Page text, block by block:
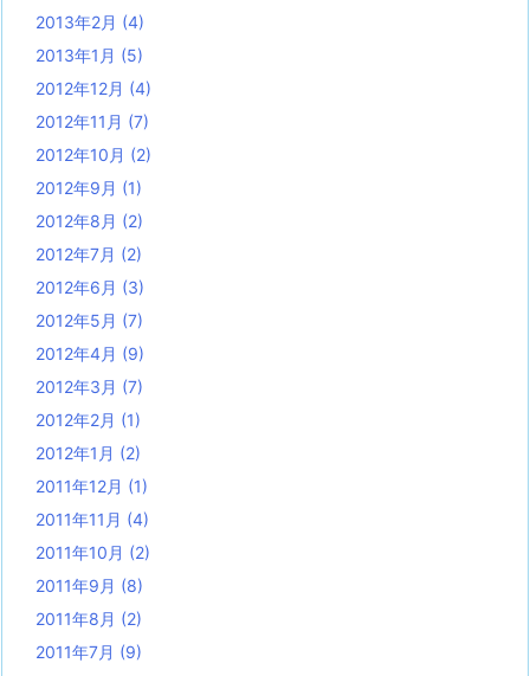
2013年2月 (4)
2013年1月 (5)
2012年12月 (4)
2012年11月 (7)
2012年10月 (2)
2012年9月 (1)
2012年8月 (2)
2012年7月 (2)
2012年6月 (3)
2012年5月 (7)
2012年4月 (9)
2012年3月 (7)
2012年2月 (1)
2012年1月 (2)
2011年12月 (1)
2011年11月 (4)
2011年10月 (2)
2011年9月 (8)
2011年8月 (2)
2011年7月 (9)